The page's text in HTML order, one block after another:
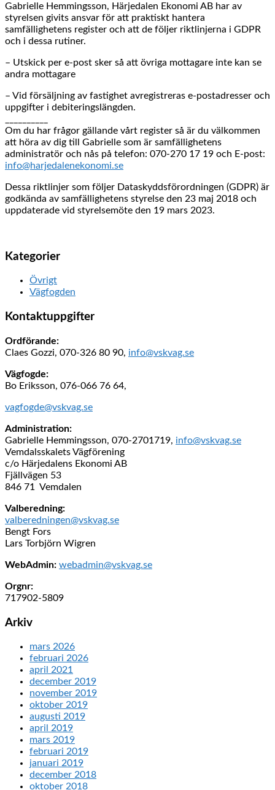
Gabrielle Hemmingsson, Härjedalen Ekonomi AB har av
styrelsen givits ansvar för att praktiskt hantera
samfällighetens register och att de följer riktlinjerna i GDPR
och i dessa rutiner.
– Utskick per e-post sker så att övriga mottagare inte kan se
andra mottagare
– Vid försäljning av fastighet avregistreras e-postadresser och
uppgifter i debiteringslängden.
Om du har frågor gällande vårt register så är du välkommen
att höra av dig till Gabrielle som är samfällighetens
administratör och nås på telefon: 070-270 17 19 och E-post:
info@harjedalenekonomi.se
Dessa riktlinjer som följer Dataskyddsförordningen (GDPR) är
godkända av samfällighetens styrelse den 23 maj 2018 och
uppdaterade vid styrelsemöte den 19 mars 2023.
Kategorier
Övrigt
Vägfogden
Kontaktuppgifter
Ordförande:
Claes Gozzi, 070-326 80 90, info@vskvag.se
Vägfogde:
Bo Eriksson, 076-066 76 64,
vagfogde@vskvag.se
Administration:
Gabrielle Hemmingsson, 070-2701719, info@vskvag.se
Vemdalsskalets Vägförening
c/o Härjedalens Ekonomi AB
Fjällvägen 53
846 71 Vemdalen
Valberedning:
valberedningen@vskvag.se
Bengt Fors
Lars Torbjörn Wigren
WebAdmin: webadmin@vskvag.se
Orgnr:
717902-5809
Arkiv
mars 2026
februari 2026
april 2021
december 2019
november 2019
oktober 2019
augusti 2019
april 2019
mars 2019
februari 2019
januari 2019
december 2018
oktober 2018